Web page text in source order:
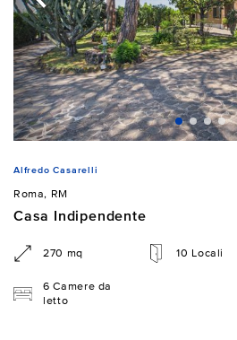
Alfredo Casarelli
Roma, RM
Casa Indipendente
270 mq 10 Locali
6 Camere da
letto